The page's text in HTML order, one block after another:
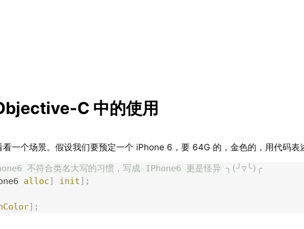
C 中的使用
一个场景。假设我们要预定一个 iPhone 6，要 64G 的，金色的，用代码表
不符合类名大写的习惯，写成 IPhone6 更是怪异 ╮(╯▽╰)╭
alloc ] init ];
];